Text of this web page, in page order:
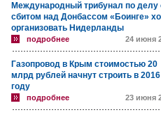
Международный трибунал по делу
сбитом над Донбассом «Боинге»
организовать Нидерланды
подробнее 24 июня
Газопровод в Крым стоимостью 20
млрд рублей начнут строить в 2016
году
подробнее 23 июня